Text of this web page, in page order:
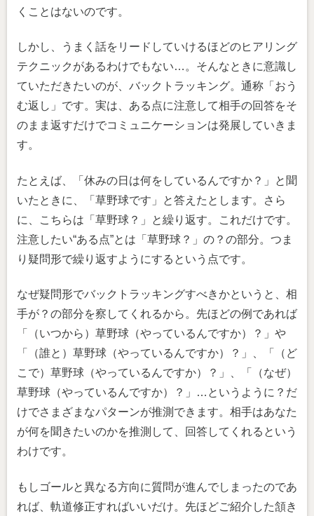
くことはないのです。
しかし、うまく話をリードしていけるほどのヒアリング
テクニックがあるわけでもない…。そんなときに意識し
ていただきたいのが、バックトラッキング。通称「おう
む返し」です。実は、ある点に注意して相手の回答をそ
のまま返すだけでコミュニケーションは発展していきま
す。
たとえば、「休みの日は何をしているんですか？」と聞
いたときに、「草野球です」と答えたとします。さら
に、こちらは「草野球？」と繰り返す。これだけです。
注意したい“ある点”とは「草野球？」の？の部分。つま
り疑問形で繰り返すようにするという点です。
なぜ疑問形でバックトラッキングすべきかというと、相
手が？の部分を察してくれるから。先ほどの例であれば
「（いつから）草野球（やっているんですか）？」や
「（誰と）草野球（やっているんですか）？」、「（ど
こで）草野球（やっているんですか）？」、「（なぜ）
草野球（やっているんですか）？」…というように？だ
けでさまざまなパターンが推測できます。相手はあなた
が何を聞きたいのかを推測して、回答してくれるという
わけです。
もしゴールと異なる方向に質問が進んでしまったのであ
れば、軌道修正すればいいだけ。先ほどご紹介した頷き